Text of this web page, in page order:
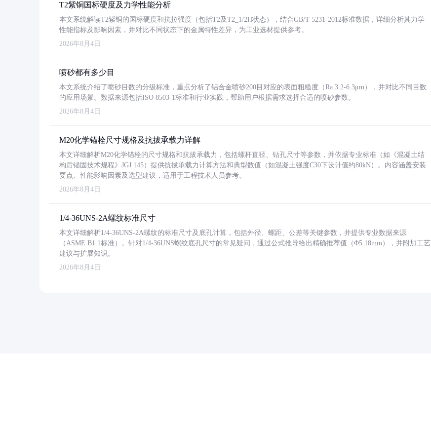
T2紫铜国标硬度及力学性能分析
本文系统解读T2紫铜的国标硬度和抗拉强度（包括T2及T2_1/2H状态），结合GB/T 5231-2012标准数据，详细分析其力学
性能指标及影响因素，并对比不同状态下的金属特性差异，为工业选材提供参考。
2026年8月4日
喷砂都有多少目
本文系统介绍了喷砂目数的分级标准，重点分析了铝合金喷砂200目对应的表面粗糙度（Ra 3.2-6.3μm），并对比不同目数
的应用场景。数据来源包括ISO 8503-1标准和行业实践，帮助用户根据需求选择合适的喷砂参数。
2026年8月4日
M20化学锚栓尺寸规格及抗拔承载力详解
本文详细解析M20化学锚栓的尺寸规格和抗拔承载力，包括螺杆直径、钻孔尺寸等参数，并依据专业标准（如《混凝土结
构后锚固技术规程》JGJ 145）提供抗拔承载力计算方法和典型数值（如混凝土强度C30下设计值约80kN）。内容涵盖安装
要点、性能影响因素及选型建议，适用于工程技术人员参考。
2026年8月4日
1/4-36UNS-2A螺纹标准尺寸
本文详细解析1/4-36UNS-2A螺纹的标准尺寸及底孔计算，包括外径、螺距、公差等关键参数，并提供专业数据来源
（ASME B1.1标准）。针对1/4-36UNS螺纹底孔尺寸的常见疑问，通过公式推导给出精确推荐值（Φ5.18mm），并附加工艺
建议与扩展知识。
2026年8月4日